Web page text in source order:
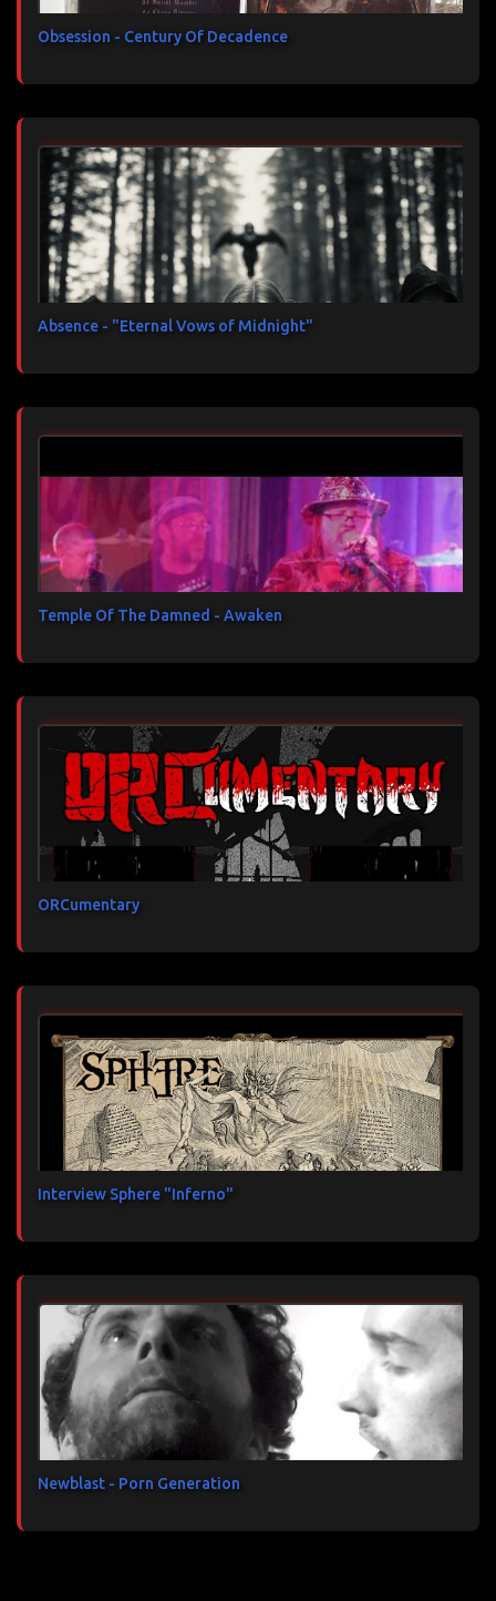
Obsession - Century Of Decadence
Absence - "Eternal Vows of Midnight"
Temple Of The Damned - Awaken
ORCumentary
Interview Sphere "Inferno"
Newblast - Porn Generation